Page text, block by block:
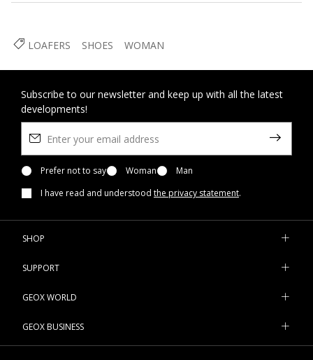
LOAFERS SHOES WOMAN
Subscribe to our newsletter and keep up with all the latest
developments!
Prefer not to say Woman
Man
I have read and understood the privacy statement.
SHOP
SUPPORT
GEOX WORLD
GEOX BUSINESS